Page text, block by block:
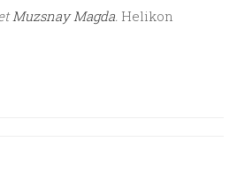
Muzsnay Magda. Helikon